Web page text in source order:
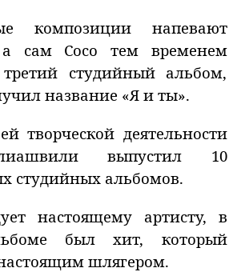
композиции напевают
сам Сосо тем временем
третий студийный альбом,
название «Я и ты».
творческой деятельности
выпустил 10
студийных альбомов.
настоящему артисту, в
был хит, который
шлягером.